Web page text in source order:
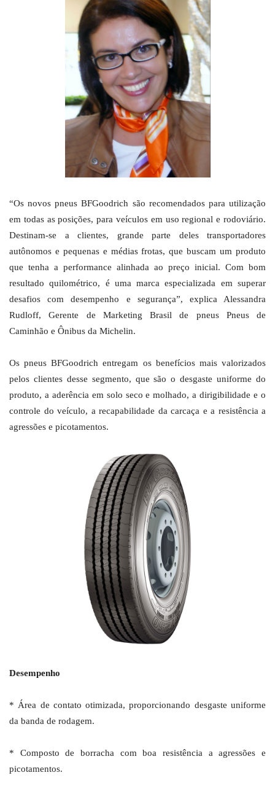
“Os novos pneus BFGoodrich são recomendados para utilização
em todas as posições, para veículos em uso regional e rodoviário.
Destinam-se a clientes, grande parte deles transportadores
autônomos e pequenas e médias frotas, que buscam um produto
que tenha a performance alinhada ao preço inicial. Com bom
resultado quilométrico, é uma marca especializada em superar
desafios com desempenho e segurança”, explica Alessandra
Rudloff, Gerente de Marketing Brasil de pneus Pneus de
Caminhão e Ônibus da Michelin.
Os pneus BFGoodrich entregam os benefícios mais valorizados
pelos clientes desse segmento, que são o desgaste uniforme do
produto, a aderência em solo seco e molhado, a dirigibilidade e o
controle do veículo, a recapabilidade da carcaça e a resistência a
agressões e picotamentos.
Desempenho
* Área de contato otimizada, proporcionando desgaste uniforme
da banda de rodagem.
* Composto de borracha com boa resistência a agressões e
picotamentos.